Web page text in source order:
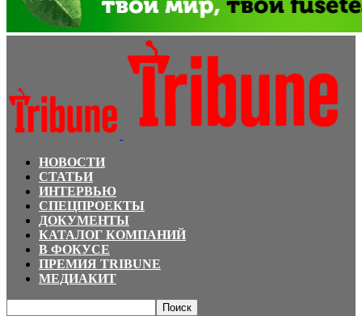
НОВОСТИ
СТАТЬИ
ИНТЕРВЬЮ
СПЕЦПРОЕКТЫ
ДОКУМЕНТЫ
КАТАЛОГ КОМПАНИЙ
В ФОКУСЕ
ПРЕМИЯ TRIBUNE
МЕДИАКИТ